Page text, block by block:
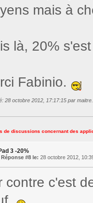
mais à
là, 20%
Fabinio.
28 octobre 2012, 17:17:15 par
de discussions concernant des
3 -20%
Réponse #8 le: 28 octobre 2012,
contre c'est